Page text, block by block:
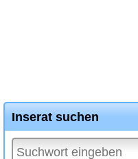
Inserat suchen